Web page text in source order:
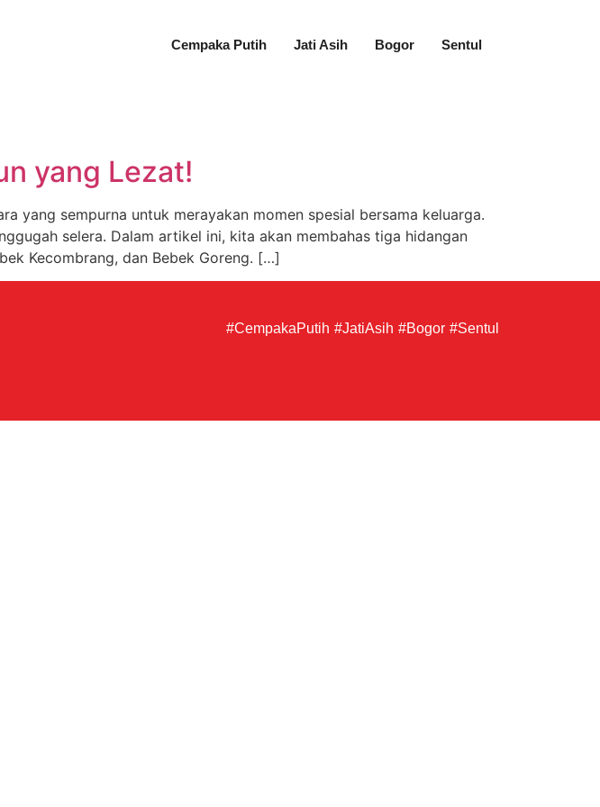
Cempaka Putih Jati Asih Bogor Sentul
yang Lezat!
yang sempurna untuk merayakan momen spesial bersama keluarga.
selera. Dalam artikel ini, kita akan membahas tiga hidangan
Kecombrang, dan Bebek Goreng. […]
#CempakaPutih #JatiAsih #Bogor #Sentul